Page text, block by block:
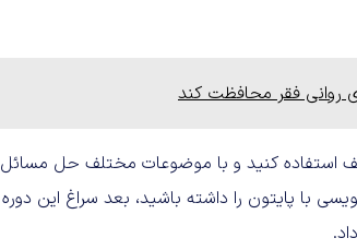
روانی فقر محافظت کند
استفاده کنید و با موضوعات مختلف حل مسائل
با پایتون را داشته باشید، بعد سراغ این دوره